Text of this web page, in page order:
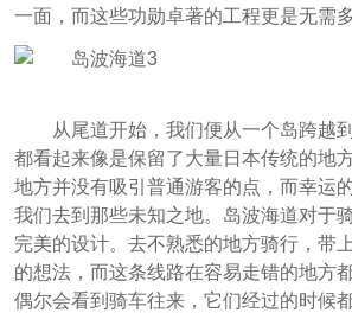
一面，而这些功勋卓著的工程更是无需多
从尾道开始，我们便从一个岛跨越
都看起来像是保留了大量日本传统的地
地方并没有吸引普通游客的点，而幸运
我们去到那些未知之地。岛波海道对于
完美的设计。去不熟悉的地方骑行，带
的想法，而这条线路在容易走错的地方
偶尔会看到骑车往来，它们经过的时候